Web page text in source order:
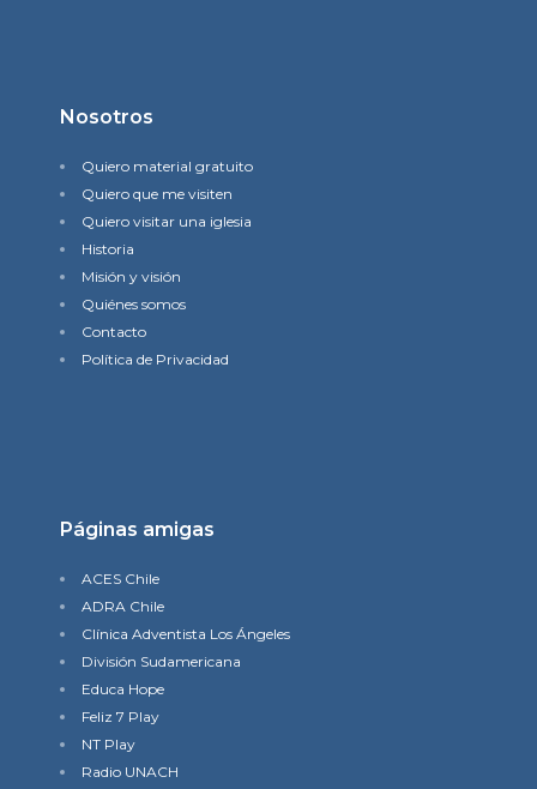
Nosotros
Quiero material gratuito
Quiero que me visiten
Quiero visitar una iglesia
Historia
Misión y visión
Quiénes somos
Contacto
Política de Privacidad
Páginas amigas
ACES Chile
ADRA Chile
Clínica Adventista Los Ángeles
División Sudamericana
Educa Hope
Feliz 7 Play
NT Play
Radio UNACH